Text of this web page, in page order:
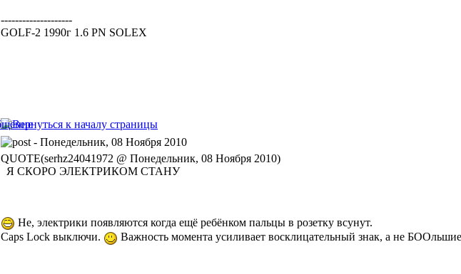
--------------------
GOLF-2 1990г 1.6 PN SOLEX
- Понедельник, 08 Ноября 2010
QUOTE(serhz24041972 @ Понедельник, 08 Ноября 2010)
Я СКОРО ЭЛЕКТРИКОМ СТАНУ
Не, электрики появляются когда ещё ребёнком пальцы в розетку всунут.
Caps Lock выключи.
Важность момента усиливает восклицательный знак, а не